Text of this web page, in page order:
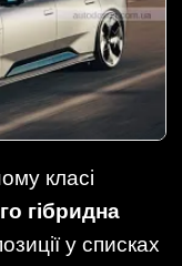
класі
гібридна
у списках